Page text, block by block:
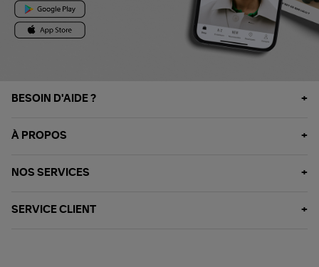
BESOIN D'AIDE ?
À PROPOS
NOS SERVICES
SERVICE CLIENT